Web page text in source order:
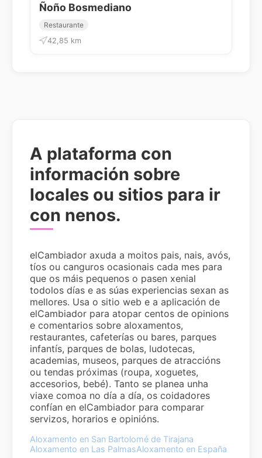
Ñoño Bosmediano
Restaurante
42,85 km
A plataforma con
información sobre
locales ou sitios para ir
con nenos.
elCambiador axuda a moitos pais, nais, avós,
tíos ou canguros ocasionais cada mes para
que os máis pequenos o pasen xenial
todolos días e as súas experiencias sexan as
mellores. Usa o sitio web e a aplicación de
elCambiador para atopar centos de opinions
e comentarios sobre aloxamentos,
restaurantes, cafeterías ou bares, parques
infantís, parques de bolas, ludotecas,
academias, museos, parques de atraccións
ou tendas próximas (roupa, xoguetes,
accesorios, bebé). Tanto se planea unha
viaxe comoa no día a día, os coidadores
confían en elCambiador para comparar
servizos, horarios e opinións.
Aloxamento en San Bartolomé de Tirajana
Aloxamento en Las PalmasAloxamento en España